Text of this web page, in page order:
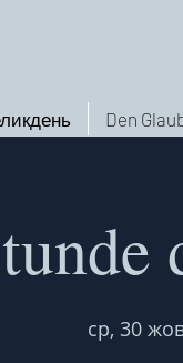
Den
ср, 30